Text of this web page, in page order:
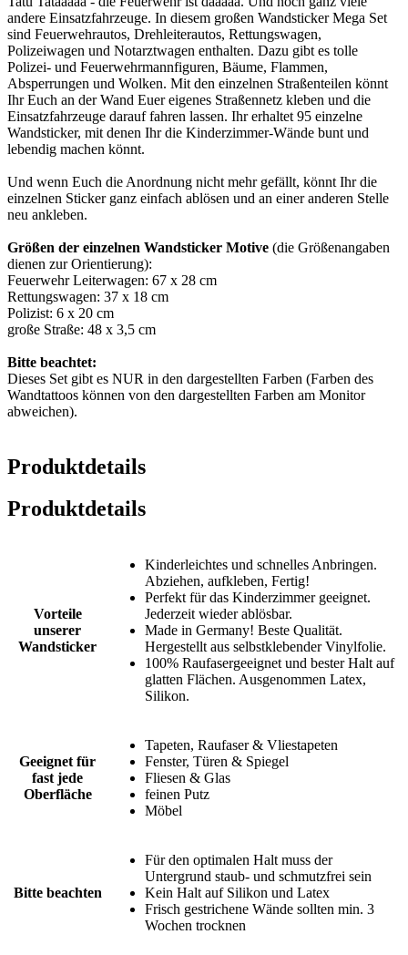
andere Einsatzfahrzeuge. In diesem großen Wandsticker Mega Set
sind Feuerwehrautos, Drehleiterautos, Rettungswagen,
Polizeiwagen und Notarztwagen enthalten. Dazu gibt es tolle
Polizei- und Feuerwehrmannfiguren, Bäume, Flammen,
Absperrungen und Wolken. Mit den einzelnen Straßenteilen könnt
Ihr Euch an der Wand Euer eigenes Straßennetz kleben und die
Einsatzfahrzeuge darauf fahren lassen. Ihr erhaltet 95 einzelne
Wandsticker, mit denen Ihr die Kinderzimmer-Wände bunt und
lebendig machen könnt.
Und wenn Euch die Anordnung nicht mehr gefällt, könnt Ihr die
einzelnen Sticker ganz einfach ablösen und an einer anderen Stelle
neu ankleben.
Größen der einzelnen Wandsticker Motive (die Größenangaben
dienen zur Orientierung):
Feuerwehr Leiterwagen: 67 x 28 cm
Rettungswagen: 37 x 18 cm
Polizist: 6 x 20 cm
große Straße: 48 x 3,5 cm
Bitte beachtet:
Dieses Set gibt es NUR in den dargestellten Farben (Farben des
Wandtattoos können von den dargestellten Farben am Monitor
abweichen).
Produktdetails
Produktdetails
Vorteile
unserer
Wandsticker
Kinderleichtes und schnelles Anbringen.
Abziehen, aufkleben, Fertig!
Perfekt für das Kinderzimmer geeignet.
Jederzeit wieder ablösbar.
Made in Germany! Beste Qualität.
Hergestellt aus selbstklebender Vinylfolie.
100% Raufasergeeignet und bester Halt auf
glatten Flächen. Ausgenommen Latex,
Silikon.
Geeignet für
fast jede
Oberfläche
Tapeten, Raufaser & Vliestapeten
Fenster, Türen & Spiegel
Fliesen & Glas
feinen Putz
Möbel
Bitte beachten
Für den optimalen Halt muss der
Untergrund staub- und schmutzfrei sein
Kein Halt auf Silikon und Latex
Frisch gestrichene Wände sollten min. 3
Wochen trocknen